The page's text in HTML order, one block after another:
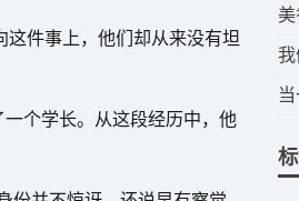
件事上，他们却从来没有坦
个学长。从这段经历中，他